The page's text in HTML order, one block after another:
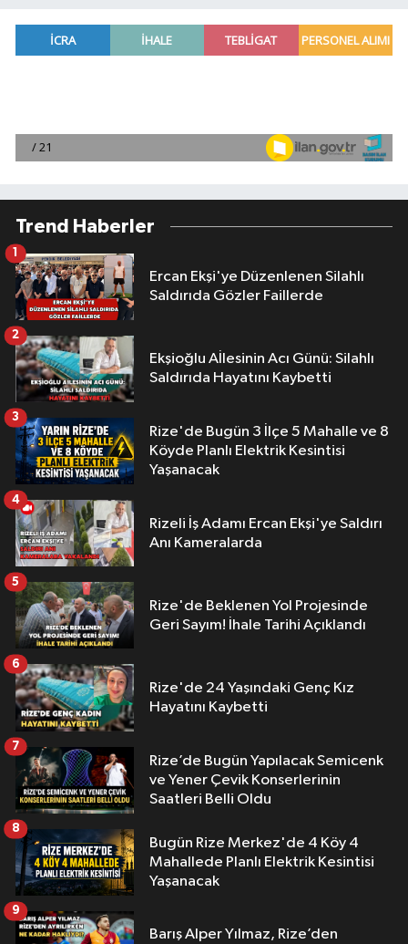
Trend Haberler
Ercan Ekşi'ye Düzenlenen Silahlı
Saldırıda Gözler Faillerde
1
Ekşioğlu Aİlesinin Acı Günü: Silahlı
Saldırıda Hayatını Kaybetti
2
Rize'de Bugün 3 İlçe 5 Mahalle ve 8
Köyde Planlı Elektrik Kesintisi
Yaşanacak
3
Rizeli İş Adamı Ercan Ekşi'ye Saldırı
Anı Kameralarda
4
Rize'de Beklenen Yol Projesinde
Geri Sayım! İhale Tarihi Açıklandı
5
Rize'de 24 Yaşındaki Genç Kız
Hayatını Kaybetti
6
Rize’de Bugün Yapılacak Semicenk
ve Yener Çevik Konserlerinin
Saatleri Belli Oldu
7
Bugün Rize Merkez'de 4 Köy 4
Mahallede Planlı Elektrik Kesintisi
Yaşanacak
8
Barış Alper Yılmaz, Rize’den
9